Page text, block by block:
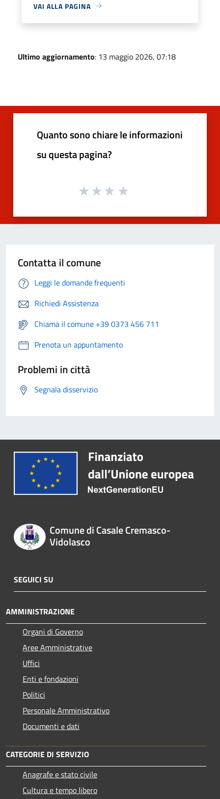
VAI ALLA PAGINA
Ultimo aggiornamento: 13 maggio 2026, 07:18
Quanto sono chiare le informazioni
su questa pagina?
Contatta il comune
Leggi le domande frequenti
Richiedi Assistenza
Chiama il comune +39 0373 456 711
Prenota un appuntamento
Problemi in città
Segnala disservizio
Comune di Casale Cremasco-
Vidolasco
SEGUICI SU
AMMINISTRAZIONE
Organi di Governo
Aree Amministrative
Uffici
Enti e fondazioni
Politici
Personale Amministrativo
Documenti e dati
CATEGORIE DI SERVIZIO
Anagrafe e stato civile
Cultura e tempo libero